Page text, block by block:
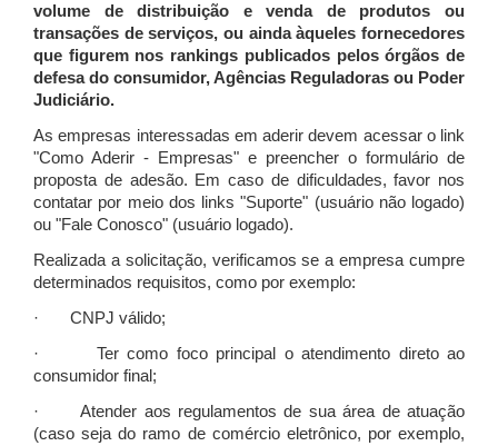
volume de distribuição e venda de produtos ou
transações de serviços, ou ainda àqueles fornecedores
que figurem nos rankings publicados pelos órgãos de
defesa do consumidor, Agências Reguladoras ou Poder
Judiciário.
As empresas interessadas em aderir devem acessar o link
"Como Aderir - Empresas" e preencher o formulário de
proposta de adesão. Em caso de dificuldades, favor nos
contatar por meio dos links "Suporte" (usuário não logado)
ou "Fale Conosco" (usuário logado).
Realizada a solicitação, verificamos se a empresa cumpre
determinados requisitos, como por exemplo:
· CNPJ válido;
· Ter como foco principal o atendimento direto ao
consumidor final;
· Atender aos regulamentos de sua área de atuação
(caso seja do ramo de comércio eletrônico, por exemplo,